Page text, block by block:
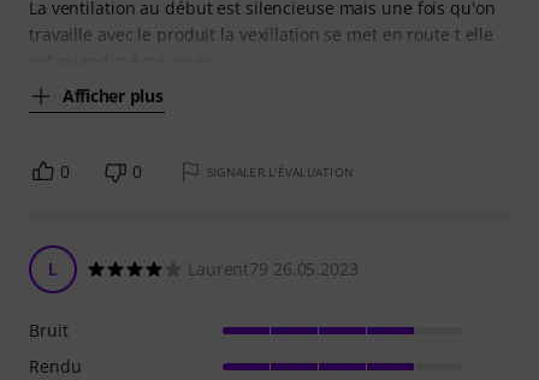
La ventilation au début est silencieuse mais une fois qu'on
travaille avec le produit la vexillation se met en route t elle
Afficher plus
0 0 SIGNALER L'ÉVALUATION
L Laurent79 26.05.2023
Bruit
Rendu